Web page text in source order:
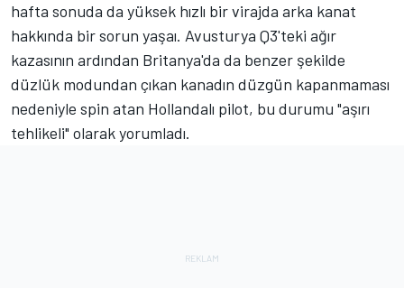
hafta sonuda da yüksek hızlı bir virajda arka kanat
hakkında bir sorun yaşaı. Avusturya Q3'teki ağır
kazasının ardından Britanya'da da benzer şekilde
düzlük modundan çıkan kanadın düzgün kapanmaması
nedeniyle spin atan Hollandalı pilot, bu durumu "aşırı
tehlikeli" olarak yorumladı.